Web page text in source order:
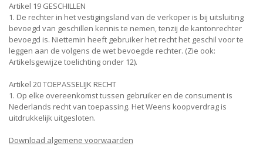
Artikel 19 GESCHILLEN
1. De rechter in het vestigingsland van de verkoper is bij uitsluiting
bevoegd van geschillen kennis te nemen, tenzij de kantonrechter
bevoegd is. Niettemin heeft gebruiker het recht het geschil voor te
leggen aan de volgens de wet bevoegde rechter. (Zie ook:
Artikelsgewijze toelichting onder 12).
Artikel 20 TOEPASSELIJK RECHT
1. Op elke overeenkomst tussen gebruiker en de consument is
Nederlands recht van toepassing. Het Weens koopverdrag is
uitdrukkelijk uitgesloten.
Download algemene voorwaarden